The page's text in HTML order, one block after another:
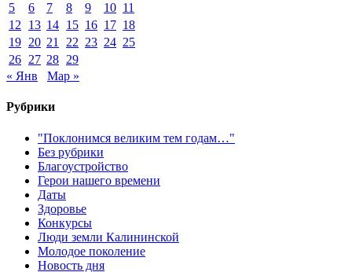
5
6 7 8 9 10 11
12
13 14 15 16 17 18
19 20 21 22 23 24 25
26 27 28 29
« Янв
Мар »
Рубрики
"Поклонимся великим тем годам…"
Без рубрики
Благоустройство
Герои нашего времени
Даты
Здоровье
Конкурсы
Люди земли Калининской
Молодое поколение
Новость дня